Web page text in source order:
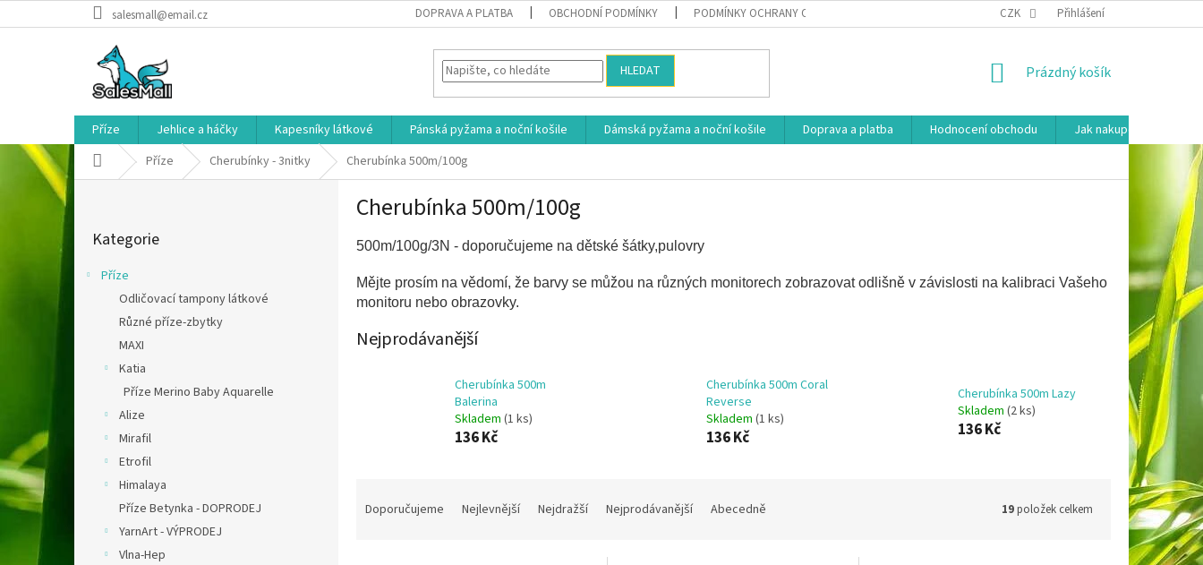
na
salesmall@email.cz DOPRAVA A PLATBA OBCHODNÍ PODMÍNKY PODMÍNKY OCHRANY OSOBNÍCH ÚDAJŮ HODNOCENÍ OBCHODU MOJE OBJEDNÁVKA
CZK Přihlášení
HLEDAT
NÁKUPNÍ
Prázdný košík
Příze Jehlice a háčky Kapesníky látkové Pánská pyžama a noční košile Dámská pyžama a noční košile Doprava a platba Hodnocení obchodu Jak nakupovat
Domů Příze Cherubínky - 3nitky Cherubínka 500m/100g
kategorie
Kategorie
Příze
Odličovací tampony látkové
Různé příze-zbytky
MAXI
Katia
Příze Merino Baby Aquarelle
Alize
Mirafil
Etrofil
Himalaya
Příze Betynka - DOPRODEJ
YarnArt - VÝPRODEJ
Vlna-Hep
Cherubínka 500m/100g
500m/100g/3N - doporučujeme na dětské šátky,pulovry
Mějte prosím na vědomí, že barvy se můžou na různých monitorech zobrazovat odlišně v závislosti na kalibraci Vašeho
monitoru nebo obrazovky.
Nejprodávanější
Cherubínka 500m
Balerina
Skladem (1 ks)
136 Kč
Cherubínka 500m Coral
Reverse
Skladem (1 ks)
136 Kč
Cherubínka 500m Lazy
Skladem (2 ks)
136 Kč
Doporučujeme Nejlevnější Nejdražší Nejprodávanější Abecedně 19položek celkem